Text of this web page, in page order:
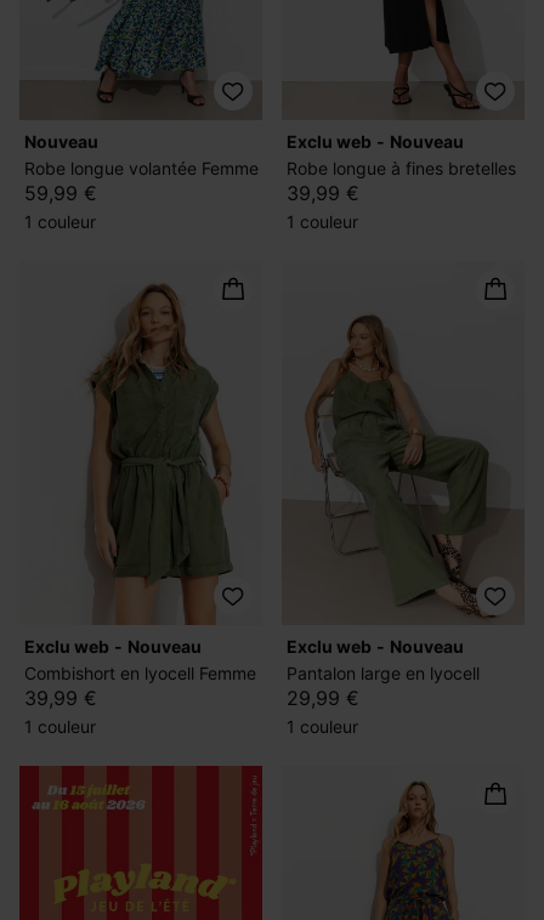
nouveau
Robe longue volantée Femme
59,99 €
1 couleur
exclu web
nouveau
Robe longue à fines bretelles
39,99 €
1 couleur
exclu web
nouveau
Combishort en lyocell Femme
39,99 €
1 couleur
exclu web
nouveau
Pantalon large en lyocell
29,99 €
1 couleur